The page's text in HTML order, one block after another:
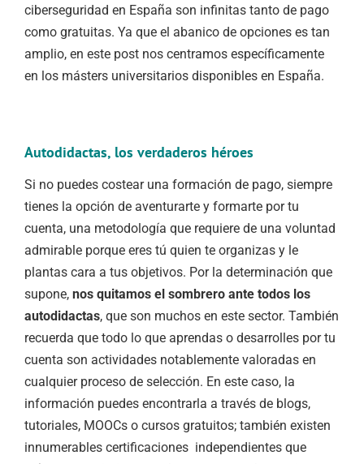
ciberseguridad en España son infinitas tanto de pago
como gratuitas. Ya que el abanico de opciones es tan
amplio, en este post nos centramos específicamente
en los másters universitarios disponibles en España.
Autodidactas, los verdaderos héroes
Si no puedes costear una formación de pago, siempre
tienes la opción de aventurarte y formarte por tu
cuenta, una metodología que requiere de una voluntad
admirable porque eres tú quien te organizas y le
plantas cara a tus objetivos. Por la determinación que
supone, nos quitamos el sombrero ante todos los
autodidactas, que son muchos en este sector. También
recuerda que todo lo que aprendas o desarrolles por tu
cuenta son actividades notablemente valoradas en
cualquier proceso de selección. En este caso, la
información puedes encontrarla a través de blogs,
tutoriales, MOOCs o cursos gratuitos; también existen
innumerables certificaciones independientes que